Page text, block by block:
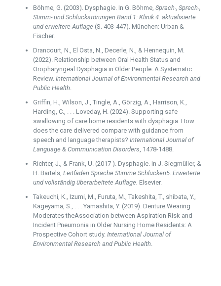
Böhme, G. (2003). Dysphagie. In G. Böhme, Sprach-, Sprech-,
Stimm- und Schluckstörungen Band 1: Klinik 4. aktualisierte
und erweitere Auflage(S. 403-447). München: Urban &
Fischer.
Drancourt, N., El Osta, N., Decerle, N., & Hennequin, M.
(2022). Relationship between Oral Health Status and
Oropharyngeal Dysphagia in Older People: A Systematic
Review. International Journal of Environmental Research and
Public Health.
Griffin, H., Wilson, J., Tingle, A., Görzig, A., Harrison, K.,
Harding, C., . . . Loveday, H. (2024). Supporting safe
swallowing of care home residents with dysphagia: How
does the care delivered compare with guidance from
speech and language therapists? International Journal of
Language & Communication Disorders , 1478-1488.
Richter, J., & Frank, U. (2017 ). Dysphagie. In J. Siegmüller, &
H. Bartels, Leitfaden Sprache Stimme Schlucken5. Erweiterte
und vollständig überarbeitete Auflage. Elsevier.
Takeuchi, K., Izumi, M., Furuta, M., Takeshita, T., shibata, Y.,
Kageyama, S., . . . Yamashita, Y. (2019). Denture Wearing
Moderates theAssociation between Aspiration Risk and
Incident Pneumonia in Older Nursing Home Residents: A
Prospective Cohort study. International Journal of
Environmental Research and Public Health.